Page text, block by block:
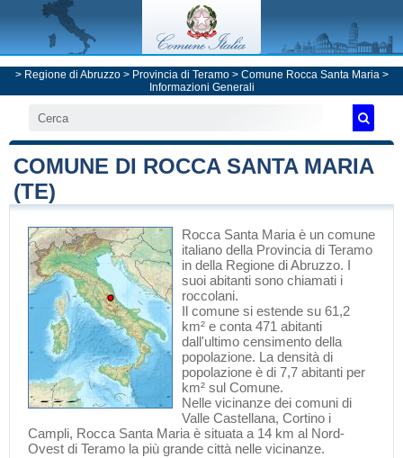
> Regione di Abruzzo> Provincia di Teramo> Comune Rocca Santa Maria>
Informazioni Generali
COMUNE DI ROCCA SANTA MARIA
(TE)
Rocca Santa Maria è un comune
italiano della Provincia di Teramo
in della Regione di Abruzzo. I
suoi abitanti sono chiamati i
roccolani.
Il comune si estende su 61,2
km² e conta 471 abitanti
dall'ultimo censimento della
popolazione. La densità di
popolazione è di 7,7 abitanti per
km² sul Comune.
Nelle vicinanze dei comuni di
Valle Castellana, Cortino i
Campli, Rocca Santa Maria è situata a 14 km al Nord-
Ovest di Teramo la più grande città nelle vicinanze.